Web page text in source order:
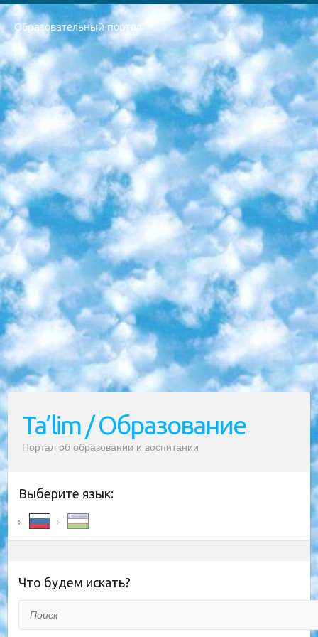
Образовательный портал
РЕСПУБЛИКА УЗБЕКИСТАН МИНИСТРЕРСТВО ДОШКОЛЬНОГО И ШКОЛЬНОГО ОБРАЗОВАНИЯ КОМАНДА в общеобразовательных учреждениях в 2023-2024 учебном году организация и проведение итоговой государственной аттестации обучающихся о Министра дошкольного и школьного образования Республики Узбекистан от 4 марта 2008 года (постановлением Минюста от 20 марта 2008 года № 1778 государственной регистрации) «Итоговое состояние учащихся общего среднего образования на основании положения об утверждении положения об аттестации общего среднего образования выпускной экзамен студентов в образовательных учреждениях в 2023-2024 учебном году В целях организации и прохождения аттестации приказываю: 1. Следующее: перечень предметов, по которым будет проводиться итоговая государственная аттестация и экзамен формы перевода согласно приложению 1; сертификаты международного образца, оценивающие уровень владения иностранными языками перечень согласно приложению 2; 2. Педагогический при специализированных образовательных учреждениях. научно-практический центр квалификации и международной оценки (Д.Давидова) 2024 г. До 25 марта: задания по предметам, по которым будет проводиться итоговая аттестация разработка и утверждение технических условий; итоговая аттестация на основании разработанного предметного задания разработка вопросов по предметам (устно и письменно), экзамен передача; общеобразовательные средние школы и специальные учебные заведения учащиеся выпускных классов школ и интернатов в агентской системе подготовка базы данных экзаменационных материалов и критериев оценки; перевод базы экзаменационных материалов на все языки обучения подать в Республиканский образовательный центр для изготовления; варианты экзаменов на основе разработанных контрольных материалов пусть будут поставлены задачи формирования. 3. Республиканский образовательный центр (Ш.Худайкулов) до 5 апреля 2024 года. до: база данных предоставленных экзаменационных материалов на все языки обучения перевод и экспертиза; для слепых, слабовидящих, глухих, слабослышащих и умственно отсталых детей учащиеся выпускных классов специализированных школ и школ-интернатов база данных экзаменационных материалов на всех преподаваемых языках подготовка критериев оценки; специализированные школы для умственно отсталых детей и технологии для учащихся выпускных классов школ-интернатов разработка соответствующих рекомендаций и критериев проведения ЕГЭ по естествознанию давать задания. 4. Педагогический при специализированных образовательных учреждениях. Научно-практический центр навыков и международной оценки (Д.Давидова), Республика образовательный центр (Худайкулов Ш.) итоговый государственный аттестационный экзамен ориентирован на творческое и логическое мышление при подготовке базы материалов учитывать введение заданий. 5. Следует отметить, что: сертификат государственного образца о знании общеобразовательного предмета и как минимум национальный уровень B1 по предметам на иностранных языках, указанным в Приложении 2. или международно признанный сертификат эквивалентного уровня студенты, изучающие определенный предмет, освобождаются от экзамена; по соответствующим предметам запланирована итоговая государственная аттестация за день до дня, путем жеребьевки Рабочей группой (в письменной форме по предметам, проводимым в форме) из числа сформированных вариантов выбрано 2 варианта; 2 выбранных варианта экзамена анонсированы на официальном сайте министерства и все выпускники по всей стране на основе этих вариантов проводит итоговую государственную аттестацию. 6. Государственное образование учащихся средних общеобразовательных учреждений. знания в соответствии с квалификационными требованиями, которые необходимо приобрести на основании стандартов итоговый (выпускной) контроль для 9 и 11 классов в целях тестирования Экзамены (далее – экзамены) состоят из предметов, перечисленных в приложении 1. будет сделано. 7. Экзамены пройдут с 26 мая по 15 июня 2024 г. (кроме науки физического воспитания). 8. Физическая для учащихся 9 классов общесредних образовательных учреждений. Экзамены по предмету «Образование, квалификация медицина» 1-6 мая 2024 года. сотрудники перевести под присмотр (с отклонениями в физическом или умственном развитии) специализированная школа для детей, школы-интернаты и со сколиозом школы-интернаты санаторного типа для больных детей исключены). 9. Он был слепым, слабовидящим и имел нарушения опорно-двигательного аппарата. экзамены в специализированных школах и интернатах для детей должны проводиться исходя из требований, предъявляемых к общеобразовательным учреждениям (физкультура кроме науки). 10. Специализированная школа для глухих и слабослышащих детей. и экзамены в интернатах и быть реализован в виде письменного теста по математике. 11. Специальность для умственно отсталых детей. Для 9 класса Родной язык и литературное письмо Государственный язык (язык обучения – узбекский). для неклассов) написано Математическое письмо Письменная/устная история Узбекистана Физическое воспитание практично Итоговый контроль Для 11 класса Написание родного языка и литературы (эссе) Математическое письмо Узбекский язык (обучение на узбекском языке) не посещающее общее среднее образование для учреждений)/Образовательное учреждение выбор письменный и устный Иностранный язык письменный/устный Письменная/устная история Узбекистана *По выбору студента:  Химия  Физика  Основы государственного права  География 10 бесплатных образовательных ресурсов - Мы составили подборку онлайн-проектов с интерактивными упражнениями, видеолекциями и статьями. Они помогут вам обрести новые и освежить старые знания бесплатно. 1. «ИНТУИТ» Старейшая образовательная площадка Рунета. Здесь вы найдёте сотни текстовых и видеокурсов на десятки различных тем — от программирования до психологии. Многие курсы подготовлены российскими университетами и крупными международными компаниями вроде Intel и Microsoft. Самостоятельное обучение бесплатное, но желающие могут оплатить услуги персональных наставников. 2. «Смартия» знакомит с актуальными профессиями и подсказывает, как им обучаться. Выбрав заинтересовавшую вас специальность — SMM-специалист, фотограф, веб-дизайнер или другую, — увидите список необходимых для неё умений. Чтобы вы могли освоить их самостоятельно, для каждого умения площадка отображает подборку ссылок на учебные материалы. Хотя «Смартия» ориентируется на русскоязычную аудиторию, часть контента всё же доступна только на английском. 3. «Лекторий Физтеха» Проект Московского физико-технического института (Физтеха). С его помощью вы можете смотреть онлайн серии лекций, записанные на видео в этом вузе. В числе доступных предметов — физика, биология, химия, информационные технологии и другие. К некоторым лекциям администрация ресурса прилагает готовые конспекты, которые можно скачивать в PDF-формате. 4. ITMOcourses Онлайн-площадка Санкт-Петербургского национального исследовательского университета информационных технологий, механики и оптики (ИТМО). Ресурс предоставляет свободный доступ к курсам, разработанным в этом вузе. Каталог материалов разбит на четыре категории: «Оптические системы и технологии», «Приборостроение и робототехника», «Информационные технологии» и «Биотехнологии». Курсы состоят из видеолекций, интерактивных демонстраций и заданий. 5. «КиберЛенинка» Электронная научная библиотека открытого доступа. Каталог площадки регулярно обрастает текстами статей из различных научных изданий. Сгруппированные по журналам и рубрикам публикации можно читать онлайн или скачивать целиком в PDF-формате. Проект нацелен на популяризацию науки за счёт открытого доступа к качественной информации. 6. «ПостНаука» На этом ресурсе публикуют подборки видеолекций, составленные экспертами из разных отраслей и объединённые общими темами. Среди них, к примеру, есть серии «Биоинформатика и геномика», «Культура средневековой Скандинавии» и Cinema Studies о теории кино. Каждая подборка лекций — логически связанная история, рассказанная экспертом от первого лица. Кроме того, на сайте появляются научно-образовательные статьи и тесты на разные темы. 7. «Newочём» Команда проекта «Newочём» отбирает самые интересные тексты из англоязычных СМИ и переводит те из них, за которые голосуют участники сообщества «ВКонтакте». По большей части это научно-популярные статьи. Редакторы придумывают лишь заголовки, в остальном содержание переводов соответствует оригиналам. Полные тексты можно читать прямо в социальной сети. 8. InternetUrok Онлайн-база материалов по основным дисциплинам школьной программы. Информация на сайте структурирована по классам, предметам и темам (урокам). Каждый урок состоит из видеолекций и конспектов. Есть также интерактивные тренажёры и тесты для закрепления пройденного материала. Даже если вы давно окончили школу, возможность повторить программу старших классов всегда может пригодиться. 9. Edutainme Ещё один ресурс об образовании. В отличие от Newtonew, как мне кажется, Edutainme больше ориентируется на представителей индустрии: педагогов, предпринимателей, разработчиков образовательных проектов. Но и любой, кто просто стремится к саморазвитию, найдёт на сайте много полезного и интересного для себя. Например, информацию о новых курсах и образовательных сервисах. 10. Newtonew Онлайн-медиа об образовании и обучении в широком смысле. Авторы Newtonew пишут об инструментах, заведениях, тактиках и стратегиях, которые помогают учить других и получать новые знания самостоятельно. На этой площадке вы найдёте новости, обзоры, аналитические мат
Ta’lim / Образование
Портал об образовании и воспитании
Выберите язык:
Что будем искать?